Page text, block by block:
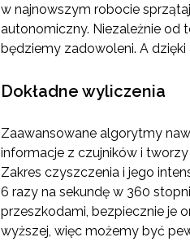
w najnowszym robocie
autonomiczny. Niezależnie od
będziemy zadowoleni. A
Dokładne wyliczenia
Zaawansowane algorytmy
informacje z czujników i
Zakres czyszczenia i jego
6 razy na sekundę w 360
przeszkodami, bezpiecznie je
wyższej, więc możemy być